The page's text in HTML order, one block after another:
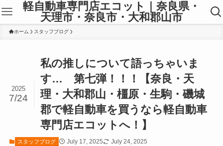
軽自動車専門店エコット｜奈良県・
天理市・奈良市・大和郡山市
ホーム スタッフブログ
私の推しについて語っちゃいま
す… 第七弾！！！【奈良・天
理・大和郡山・橿原・生駒・磯城
郡で軽自動車を買うなら軽自動車
専門店エコットへ！】
2025
7/24
スタッフブログ July 17, 2025 July 24, 2025